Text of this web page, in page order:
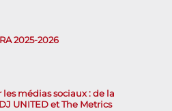
2025-2026
médias sociaux : de la
UNITED et The Metrics